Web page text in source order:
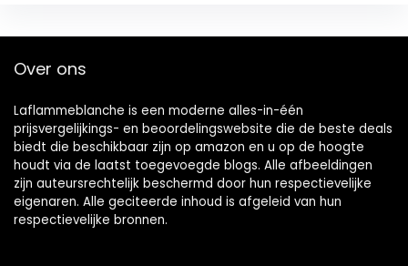
Over ons
Laflammeblanche is een moderne alles-in-één
prijsvergelijkings- en beoordelingswebsite die de beste deals
biedt die beschikbaar zijn op amazon en u op de hoogte
houdt via de laatst toegevoegde blogs. Alle afbeeldingen
zijn auteursrechtelijk beschermd door hun respectievelijke
eigenaren. Alle geciteerde inhoud is afgeleid van hun
respectievelijke bronnen.